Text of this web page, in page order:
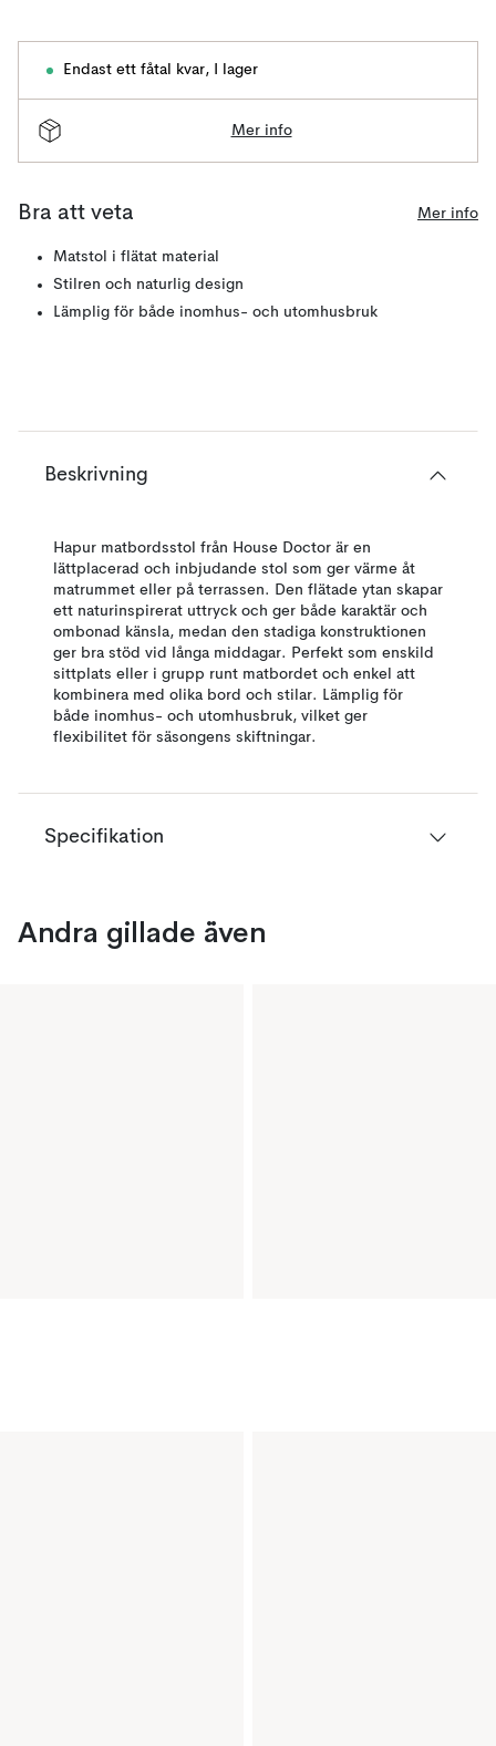
Endast ett fåtal kvar, I lager
Mer info
Bra att veta Mer info
Matstol i flätat material
Stilren och naturlig design
Lämplig för både inomhus- och utomhusbruk
Beskrivning
Hapur matbordsstol från House Doctor är en
lättplacerad och inbjudande stol som ger värme åt
matrummet eller på terrassen. Den flätade ytan skapar
ett naturinspirerat uttryck och ger både karaktär och
ombonad känsla, medan den stadiga konstruktionen
ger bra stöd vid långa middagar. Perfekt som enskild
sittplats eller i grupp runt matbordet och enkel att
kombinera med olika bord och stilar. Lämplig för
både inomhus- och utomhusbruk, vilket ger
flexibilitet för säsongens skiftningar.
Specifikation
Andra gillade även